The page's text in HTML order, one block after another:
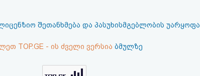
შეთანხმება და პასუხისმგებლობის უარყოფა
TOP.GE - ის ძველი ვერსია ბმულზე